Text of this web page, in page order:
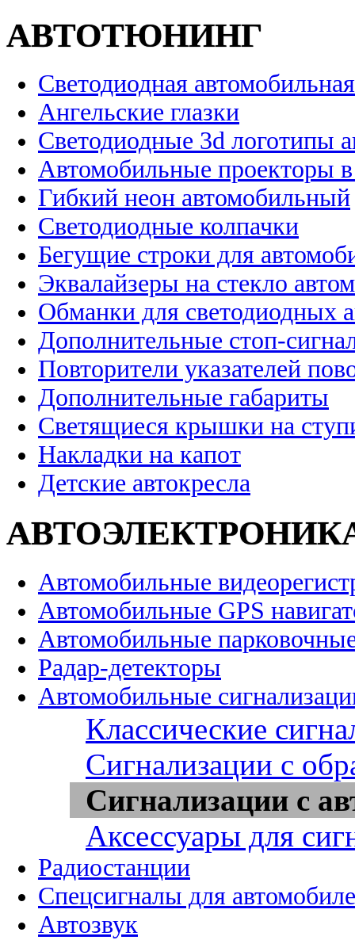
АВТОТЮНИНГ
Светодиодная
Ангельские глазки
Светодиодные 3d логотипы
Автомобильные проекторы
Гибкий неон автомобильный
Светодиодные колпачки
Бегущие строки для
Эквалайзеры на стекло
Обманки для светодиодных
Дополнительные стоп-
Повторители указателей
Дополнительные габариты
Светящиеся крышки на
Накладки на капот
Детские автокресла
Автомобильные
Автомобильные GPS
Автомобильные
Радар-детекторы
Автомобильные
Классические
Сигнализации с
Сигнализации с
Аксессуары для
Радиостанции
Спецсигналы для
Автозвук